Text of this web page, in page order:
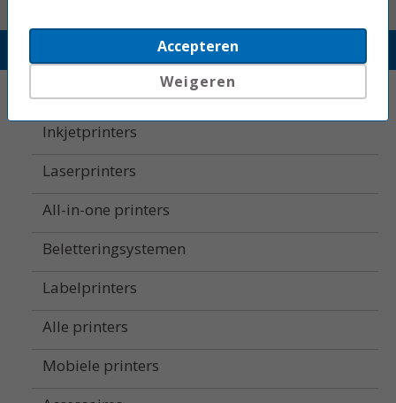
Printerland.nl
Home
Inkjetprinters
Laserprinters
All-in-one printers
Beletteringsystemen
Labelprinters
Alle printers
Mobiele printers
Accepteren
Weigeren